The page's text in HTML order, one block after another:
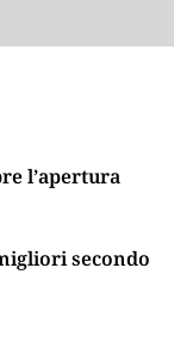
l’apertura
secondo